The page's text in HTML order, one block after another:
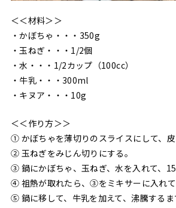
＜＜材料＞＞
・かぼちゃ・・・350g
・玉ねぎ・・・1/2個
・水・・・1/2カップ（100cc）
・牛乳・・・300ml
・キヌア・・・10g
＜＜作り方＞＞
① かぼちゃを薄切りのスライスにして、皮
② 玉ねぎをみじん切りにする。
③ 鍋にかぼちゃ、玉ねぎ、水を入れて、15
④ 祖熱が取れたら、③をミキサーに入れて
⑤ 鍋に移して、牛乳を加えて、沸騰するま